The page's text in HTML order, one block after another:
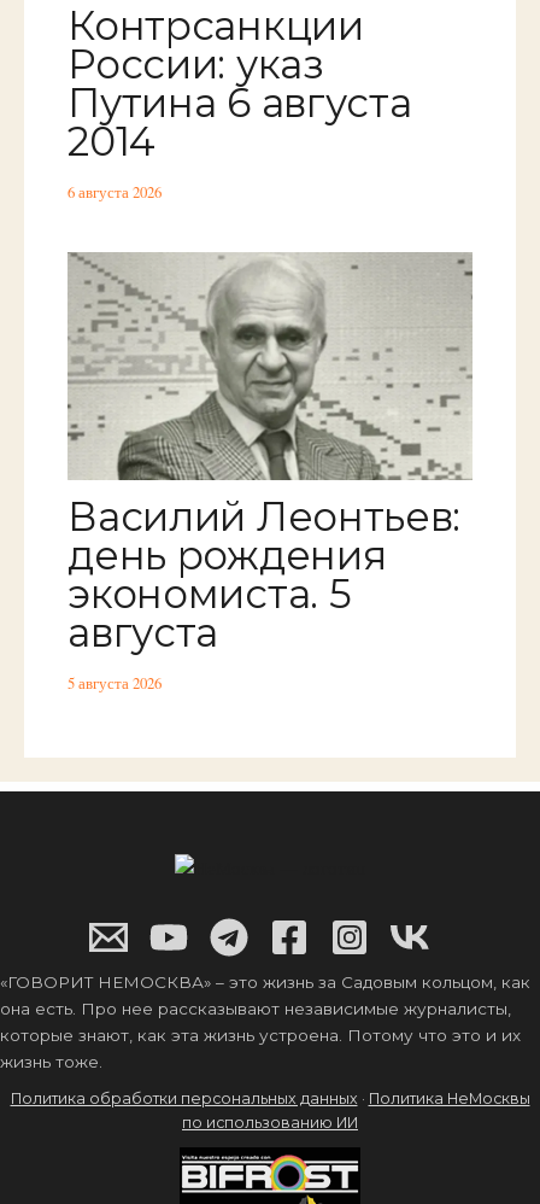
Контрсанкции
России: указ
Путина 6 августа
2014
6 августа 2026
Василий Леонтьев:
день рождения
экономиста. 5
августа
5 августа 2026
«ГОВОРИТ НЕМОСКВА» – это жизнь за Садовым кольцом, как
она есть. Про нее рассказывают независимые журналисты,
которые знают, как эта жизнь устроена. Потому что это и их
жизнь тоже.
Политика обработки персональных данных · Политика НеМосквы
по использованию ИИ